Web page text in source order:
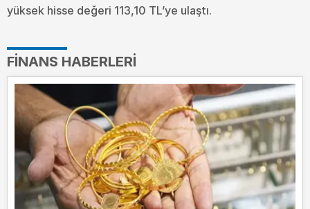
yüksek hisse değeri 113,10 TL’ye ulaştı.
FINANS HABERLERI